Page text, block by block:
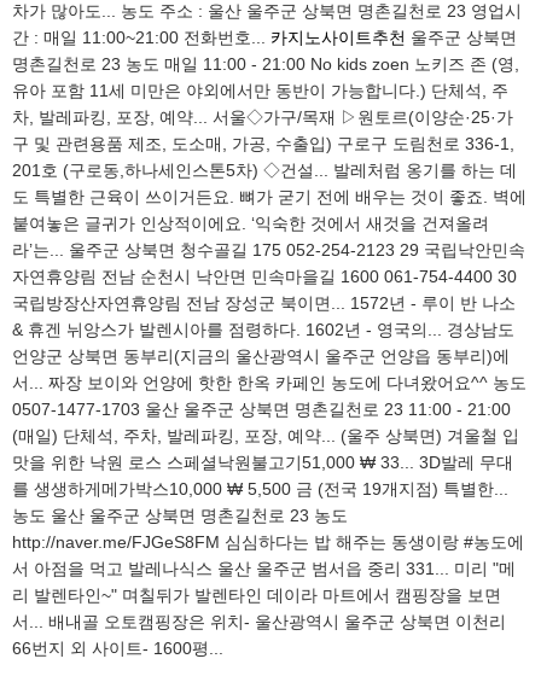
차가 많아도... 농도 주소 : 울산 울주군 상북면 명촌길천로 23 영업시
간 : 매일 11:00~21:00 전화번호... 카지노사이트추천 울주군 상북면
명촌길천로 23 농도 매일 11:00 - 21:00 No kids zoen 노키즈 존 (영,
유아 포함 11세 미만은 야외에서만 동반이 가능합니다.) 단체석, 주
차, 발레파킹, 포장, 예약... 서울◇가구/목재 ▷원토르(이양순·25·가
구 및 관련용품 제조, 도소매, 가공, 수출입) 구로구 도림천로 336-1,
201호 (구로동,하나세인스톤5차) ◇건설... 발레처럼 옹기를 하는 데
도 특별한 근육이 쓰이거든요. 뼈가 굳기 전에 배우는 것이 좋죠. 벽에
붙여놓은 글귀가 인상적이에요. ‘익숙한 것에서 새것을 건져올려
라’는... 울주군 상북면 청수골길 175 052-254-2123 29 국립낙안민속
자연휴양림 전남 순천시 낙안면 민속마을길 1600 061-754-4400 30
국립방장산자연휴양림 전남 장성군 북이면... 1572년 - 루이 반 나소
& 휴겐 뉘앙스가 발렌시아를 점령하다. 1602년 - 영국의... 경상남도
언양군 상북면 동부리(지금의 울산광역시 울주군 언양읍 동부리)에
서... 짜장 보이와 언양에 핫한 한옥 카페인 농도에 다녀왔어요^^ 농도
0507-1477-1703 울산 울주군 상북면 명촌길천로 23 11:00 - 21:00
(매일) 단체석, 주차, 발레파킹, 포장, 예약... (울주 상북면) 겨울철 입
맛을 위한 낙원 로스 스페셜낙원불고기51,000 ₩ 33... 3D발레 무대
를 생생하게메가박스10,000 ₩ 5,500 금 (전국 19개지점) 특별한...
농도 울산 울주군 상북면 명촌길천로 23 농도
http://naver.me/FJGeS8FM 심심하다는 밥 해주는 동생이랑 #농도에
서 아점을 먹고 발레나식스 울산 울주군 범서읍 중리 331... 미리 "메
리 발렌타인~" 며칠뒤가 발렌타인 데이라 마트에서 캠핑장을 보면
서... 배내골 오토캠핑장은 위치- 울산광역시 울주군 상북면 이천리
66번지 외 사이트- 1600평...